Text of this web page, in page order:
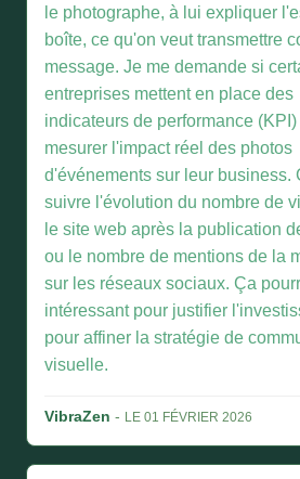
le photographe, à lui expliquer
boîte, ce qu'on veut transmettre
message. Je me demande si
entreprises mettent en place des
indicateurs de performance
mesurer l'impact réel des photos
d'événements sur leur business.
suivre l'évolution du nombre de
le site web après la publication
ou le nombre de mentions de la
sur les réseaux sociaux. Ça
intéressant pour justifier
pour affiner la stratégie de
visuelle.
VibraZen - LE 01 FÉVRIER 2026